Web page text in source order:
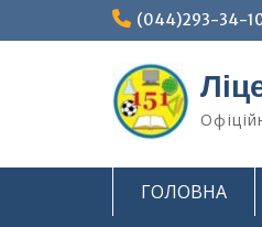
(044)293-34-10
ГОЛОВНА